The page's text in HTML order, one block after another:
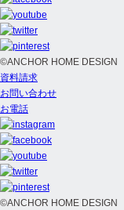
©ANCHOR HOME DESIGN
資料請求
お問い合わせ
お電話
©ANCHOR HOME DESIGN